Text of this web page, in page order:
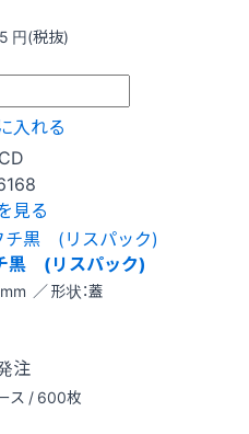
円(税抜)
入れる
見る
黒 (リスパック)
／ 形状：蓋
注
ス / 600枚